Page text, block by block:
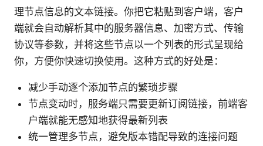
理节点信息的文本链接。你把它粘贴到客户端，客户
端就会自动解析其中的服务器信息、加密方式、传输
协议等参数，并将这些节点以一个列表的形式呈现给
你，方便你快速切换使用。这种方式的好处是：
减少手动逐个添加节点的繁琐步骤
节点变动时，服务端只需要更新订阅链接，前端客
户端就能无感知地获得最新列表
统一管理多节点，避免版本错配导致的连接问题